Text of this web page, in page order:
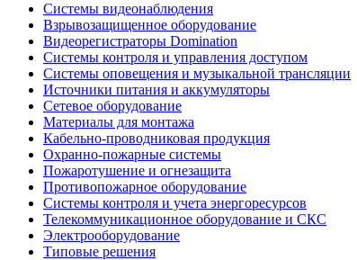
Системы видеонаблюдения
Взрывозащищенное оборудование
Видеорегистраторы Domination
Системы контроля и управления доступом
Системы оповещения и музыкальной трансляции
Источники питания и аккумуляторы
Сетевое оборудование
Материалы для монтажа
Кабельно-проводниковая продукция
Охранно-пожарные системы
Пожаротушение и огнезащита
Противопожарное оборудование
Системы контроля и учета энергоресурсов
Телекоммуникационное оборудование и СКС
Электрооборудование
Типовые решения